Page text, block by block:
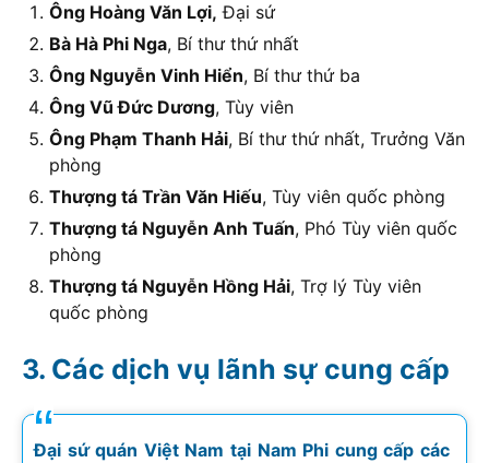
Ông Hoàng Văn Lợi, Đại sứ
Bà Hà Phi Nga, Bí thư thứ nhất
Ông Nguyễn Vinh Hiển, Bí thư thứ ba
Ông Vũ Đức Dương, Tùy viên
Ông Phạm Thanh Hải, Bí thư thứ nhất, Trưởng Văn
phòng
Thượng tá Trần Văn Hiếu, Tùy viên quốc phòng
Thượng tá Nguyễn Anh Tuấn, Phó Tùy viên quốc
phòng
Thượng tá​​ Nguyễn Hồng Hải, Trợ lý Tùy viên
quốc phòng
Các dịch vụ lãnh sự cung cấp
Đại sứ quán Việt Nam tại Nam Phi cung cấp các